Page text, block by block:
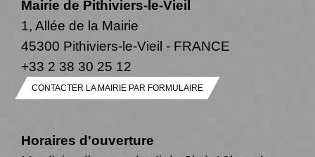
Mairie de Pithiviers-le-Vieil
1, Allée de la Mairie
45300 Pithiviers-le-Vieil - FRANCE
+33 2 38 30 25 12
CONTACTER LA MAIRIE PAR FORMULAIRE
Horaires d'ouverture